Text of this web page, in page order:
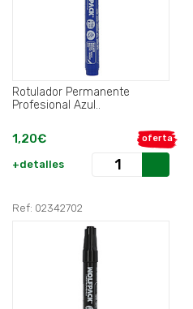
Rotulador Permanente
Profesional Azul..
oferta
1,20€
+detalles
Ref: 02342702